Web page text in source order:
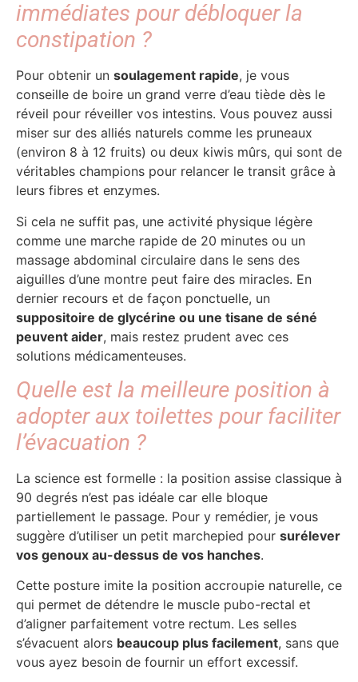
immédiates pour débloquer la
constipation ?
Pour obtenir un soulagement rapide, je vous
conseille de boire un grand verre d’eau tiède dès le
réveil pour réveiller vos intestins. Vous pouvez aussi
miser sur des alliés naturels comme les pruneaux
(environ 8 à 12 fruits) ou deux kiwis mûrs, qui sont de
véritables champions pour relancer le transit grâce à
leurs fibres et enzymes.
Si cela ne suffit pas, une activité physique légère
comme une marche rapide de 20 minutes ou un
massage abdominal circulaire dans le sens des
aiguilles d’une montre peut faire des miracles. En
dernier recours et de façon ponctuelle, un
suppositoire de glycérine ou une tisane de séné
peuvent aider, mais restez prudent avec ces
solutions médicamenteuses.
Quelle est la meilleure position à
adopter aux toilettes pour faciliter
l’évacuation ?
La science est formelle : la position assise classique à
90 degrés n’est pas idéale car elle bloque
partiellement le passage. Pour y remédier, je vous
suggère d’utiliser un petit marchepied pour surélever
vos genoux au-dessus de vos hanches.
Cette posture imite la position accroupie naturelle, ce
qui permet de détendre le muscle pubo-rectal et
d’aligner parfaitement votre rectum. Les selles
s’évacuent alors beaucoup plus facilement, sans que
vous ayez besoin de fournir un effort excessif.